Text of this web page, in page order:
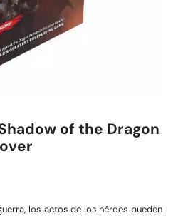
of the Dragon
los actos de los héroes pueden